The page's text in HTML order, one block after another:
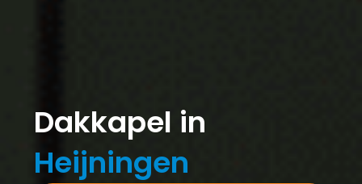
Dakkapel in
Heijningen